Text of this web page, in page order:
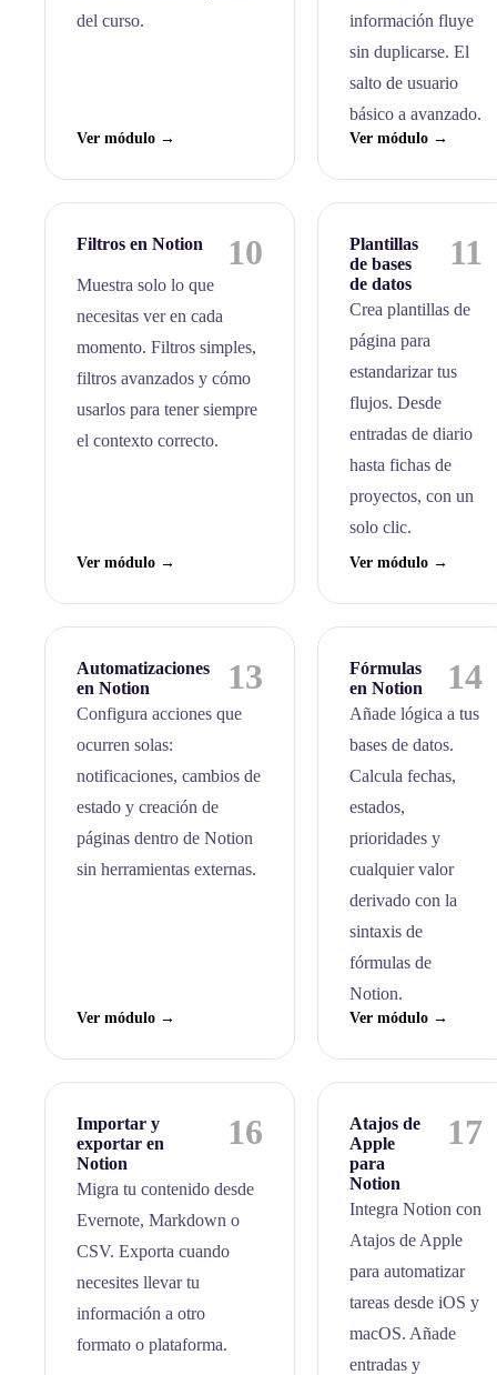
del curso.
Ver módulo →
información fluye
sin duplicarse. El
salto de usuario
básico a avanzado.
Ver módulo →
Filtros en Notion 10
Muestra solo lo que
necesitas ver en cada
momento. Filtros simples,
filtros avanzados y cómo
usarlos para tener siempre
el contexto correcto.
Ver módulo →
Plantillas
de bases
de datos
11
Crea plantillas de
página para
estandarizar tus
flujos. Desde
entradas de diario
hasta fichas de
proyectos, con un
solo clic.
Ver módulo →
Automatizaciones
en Notion
13
Configura acciones que
ocurren solas:
notificaciones, cambios de
estado y creación de
páginas dentro de Notion
sin herramientas externas.
Ver módulo →
Fórmulas
en Notion
14
Añade lógica a tus
bases de datos.
Calcula fechas,
estados,
prioridades y
cualquier valor
derivado con la
sintaxis de
fórmulas de
Notion.
Ver módulo →
Importar y
exportar en
Notion
16
Migra tu contenido desde
Evernote, Markdown o
CSV. Exporta cuando
necesites llevar tu
información a otro
formato o plataforma.
Atajos de
Apple
para
Notion
17
Integra Notion con
Atajos de Apple
para automatizar
tareas desde iOS y
macOS. Añade
entradas y